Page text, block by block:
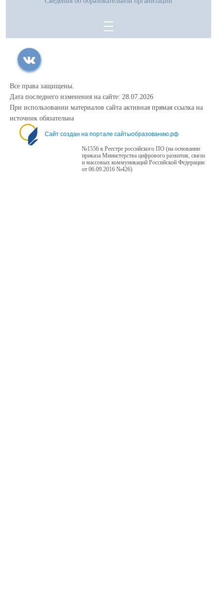
Все права защищены.
Дата последнего изменения на сайте: 28.07.2026
При использовании материалов сайта активная прямая ссылка на
источник обязательна
Сайт создан на портале сайтыобразованию.рф
№1556 в Реестре российского ПО (на основании
приказа Министерства цифрового развития, связи
и массовых коммуникаций Российской Федерации
от 06.09.2016 №426)